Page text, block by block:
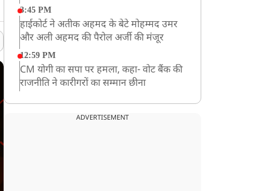
3:45 PM
हाईकोर्ट ने अतीक अहमद के बेटे मोहम्मद उमर
और अली अहमद की पैरोल अर्जी की मंजूर
12:59 PM
CM योगी का सपा पर हमला, कहा- वोट बैंक की
राजनीति ने कारीगरों का सम्मान छीना
रांची में अनशनकारी राहुल की तबीयत बिगड़ी!
ADVERTISEMENT